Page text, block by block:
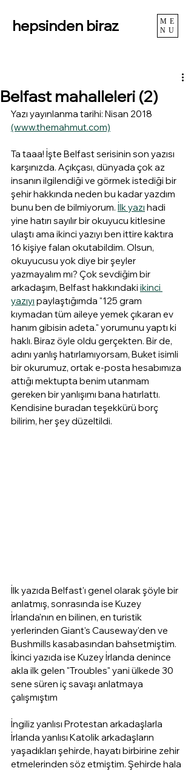
hepsinden biraz
ME
NU
Belfast mahalleleri (2)
Yazı yayınlanma tarihi: Nisan 2018
(www.themahmut.com)
Ta taaa! İşte Belfast serisinin son yazısı
karşınızda. Açıkçası, dünyada çok az
insanın ilgilendiği ve görmek istediği bir
şehir hakkında neden bu kadar yazdım
bunu ben de bilmiyorum. İlk yazı hadi
yine hatırı sayılır bir okuyucu kitlesine
ulaştı ama ikinci yazıyı ben ittire kaktıra
16 kişiye falan okutabildim. Olsun,
okuyucusu yok diye bir şeyler
yazmayalım mı? Çok sevdiğim bir
arkadaşım, Belfast hakkındaki ikinci
yazıyı paylaştığımda "125 gram
kıymadan tüm aileye yemek çıkaran ev
hanım gibisin adeta." yorumunu yaptı ki
haklı. Biraz öyle oldu gerçekten. Bir de,
adını yanlış hatırlamıyorsam, Buket isimli
bir okurumuz, ortak e-posta hesabımıza
attığı mektupta benim utanmam
gereken bir yanlışımı bana hatırlattı.
Kendisine buradan teşekkürü borç
bilirim, her şey düzeltildi.
İlk yazıda Belfast'ı genel olarak şöyle bir
anlatmış, sonrasında ise Kuzey
İrlanda'nın en bilinen, en turistik
yerlerinden Giant's Causeway'den ve
Bushmills kasabasından bahsetmiştim.
İkinci yazıda ise Kuzey İrlanda denince
akla ilk gelen "Troubles" yani ülkede 30
sene süren iç savaşı anlatmaya
çalışmıştım
İngiliz yanlısı Protestan arkadaşlarla
İrlanda yanlısı Katolik arkadaşların
yaşadıkları şehirde, hayatı birbirine zehir
etmelerinden söz etmiştim. Şehirde hala